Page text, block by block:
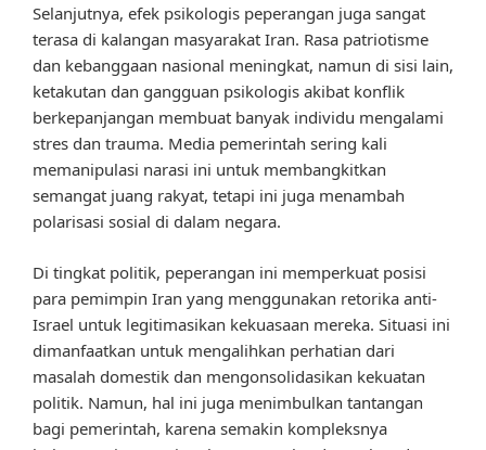
Selanjutnya, efek psikologis peperangan juga sangat
terasa di kalangan masyarakat Iran. Rasa patriotisme
dan kebanggaan nasional meningkat, namun di sisi lain,
ketakutan dan gangguan psikologis akibat konflik
berkepanjangan membuat banyak individu mengalami
stres dan trauma. Media pemerintah sering kali
memanipulasi narasi ini untuk membangkitkan
semangat juang rakyat, tetapi ini juga menambah
polarisasi sosial di dalam negara.
Di tingkat politik, peperangan ini memperkuat posisi
para pemimpin Iran yang menggunakan retorika anti-
Israel untuk legitimasikan kekuasaan mereka. Situasi ini
dimanfaatkan untuk mengalihkan perhatian dari
masalah domestik dan mengonsolidasikan kekuatan
politik. Namun, hal ini juga menimbulkan tantangan
bagi pemerintah, karena semakin kompleksnya